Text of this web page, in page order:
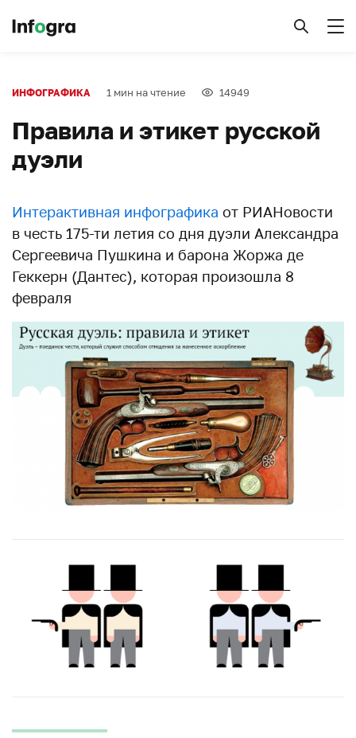
ИНФОГРАФИКА 1 мин на чтение 14949
Правила и этикет русской
дуэли
Интерактивная инфографика от РИАНовости
в честь 175-ти летия со дня дуэли Александра
Сергеевича Пушкина и барона Жоржа де
Геккерн (Дантес), которая произошла 8
февраля